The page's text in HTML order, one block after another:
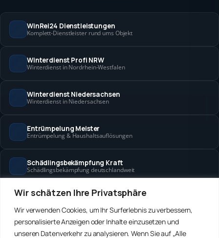
Wir schätzen Ihre Privatsphäre
Wir verwenden Cookies, um Ihr Surferlebnis zu verbessern,
personalisierte Anzeigen oder Inhalte einzusetzen und
unseren Datenverkehr zu analysieren. Wenn Sie auf „Alle
WinRei24 Dienstleistungen
Komplett-Dienstleister rund ums Objekt
Winterdienst Profi NRW
Winterdienst in Nordrhein-Westfalen
Winterdienst Niedersachsen
Winterdienst in Niedersachsen
Entrümpelung Meister
Entrümpelung & Haushaltsauflösungen
Schädlingsbekämpfung Kraft
Schädlingsbekämpfung deutschlandweit
Hanse Objektservice
Winterdienst Hansa